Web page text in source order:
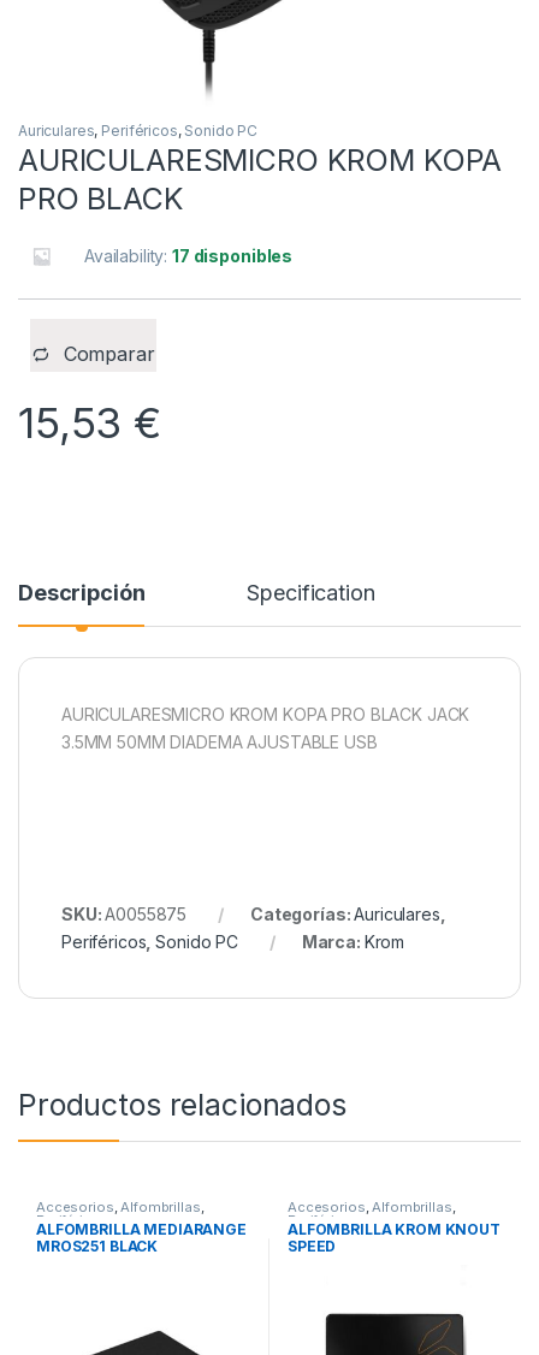
Auriculares, Periféricos, Sonido PC
AURICULARESMICRO KROM KOPA
PRO BLACK
Availability:17 disponibles
Comparar
15,53 €
Descripción Specification
AURICULARESMICRO KROM KOPA PRO BLACK JACK
3.5MM 50MM DIADEMA AJUSTABLE USB
SKU:A0055875 Categorías:Auriculares
Periféricos ,Sonido PC Marca: Krom
Productos relacionados
Accesorios,Alfombrillas,
Periféricos
ALFOMBRILLA MEDIARANGE
MROS251 BLACK
Accesorios,Alfombrillas,
Periféricos
ALFOMBRILLA KROM KNOUT
SPEED